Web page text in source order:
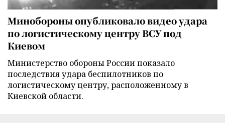
Минобороны опубликовало видео удара
по логистическому центру ВСУ под
Киевом
Министерство обороны России показало
последствия удара беспилотников по
логистическому центру, расположенному в
Киевской области.